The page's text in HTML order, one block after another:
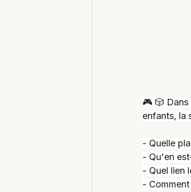
🎮 🎲
enfants, la
- Quelle
- Qu'en
- Quel lien
-